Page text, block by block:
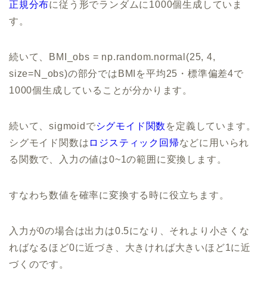
正規分布に従う形でランダムに1000個生成していま
す。
続いて、BMI_obs = np.random.normal(25, 4,
size=N_obs)の部分ではBMIを平均25・標準偏差4で
1000個生成していることが分かります。
続いて、sigmoidでシグモイド関数 を定義しています。
シグモイド関数は ロジスティック回帰などに用いられ
る関数で、入力の値は0~1の範囲に変換します。
すなわち数値を確率に変換する時に役立ちます。
入力が0の場合は出力は0.5になり、それより小さくな
ればなるほど0に近づき、大きければ大きいほど1に近
づくのです。